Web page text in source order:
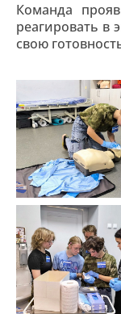
Команда
реагировать в
свою